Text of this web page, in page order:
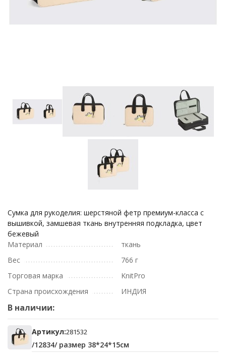
Сумка для рукоделия: шерстяной фетр премиум-класса с
вышивкой, замшевая ткань внутренняя подкладка, цвет
бежевый
Материал
ткань
Вес
766 г
Торговая марка
KnitPro
Страна происхождения
ИНДИЯ
В наличии:
Артикул:281532
/12834/ размер 38*24*15см